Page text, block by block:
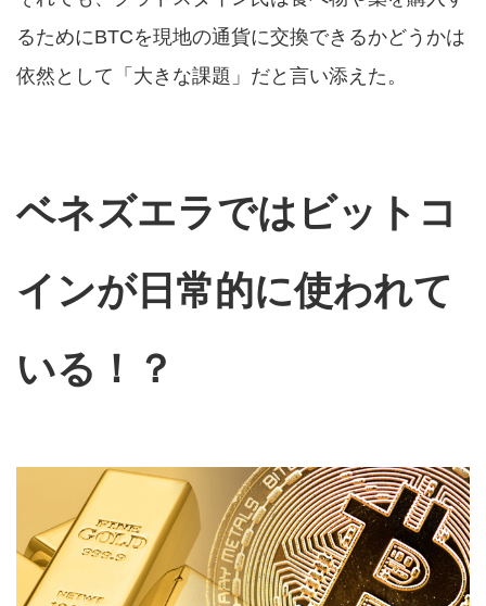
るためにBTCを現地の通貨に交換できるかどうかは
依然として「大きな課題」だと言い添えた。
ベネズエラではビットコ
インが日常的に使われて
いる！？